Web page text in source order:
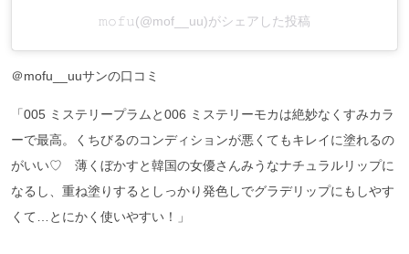
𝚖𝚘𝚏𝚞(@mof__uu)がシェアした投稿
＠mofu__uuサンの口コミ
「005 ミステリープラムと006 ミステリーモカは絶妙なくすみカラ
ーで最高。くちびるのコンディションが悪くてもキレイに塗れるの
がいい♡ 薄くぼかすと韓国の女優さんみうなナチュラルリップに
なるし、重ね塗りするとしっかり発色しでグラデリップにもしやす
くて…とにかく使いやすい！」